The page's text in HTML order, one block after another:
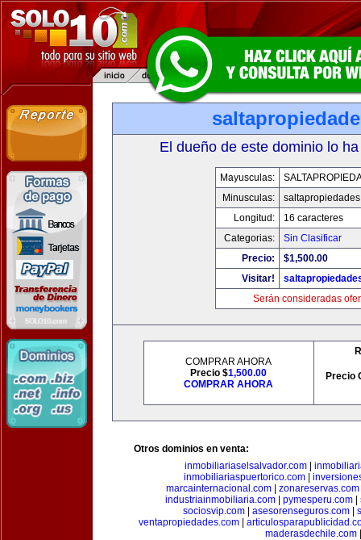
El dueño de este dominio lo
Mayusculas:
Minusculas:
Longitud:
16 caracteres
Categorias:
Sin Clasificar
Precio:
$1,500.00
Visitar!
Serán consideradas
COMPRAR AHORA
Precio $1,500.00
COMPRAR AHORA
Precio
Otros dominios en venta:
inmobiliariaselsalvador.com|
inmobiliariaspuertorico.com
marcainternacional.com| zonareservas.com
industriainmobiliaria.com| pymesperu.com|
sociosvip.com
asesorenseguros.com
ventapropiedades.com
maderasdechile.com